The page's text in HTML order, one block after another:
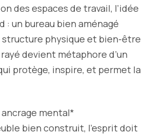
des espaces de travail, l’idée
: un bureau bien aménagé
physique et bien-être
devient métaphore d’un
protège, inspire, et permet la
mental*
bien construit, l’esprit doit